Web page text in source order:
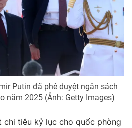
hình Việt Nam
VTV
Putin đã phê duyệt ngân sách
năm 2025 (Ảnh: Getty Images)
chi tiêu kỷ lục cho quốc phòng